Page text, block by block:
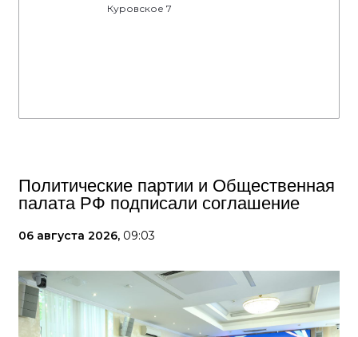
Куровское 7
Политические партии и Общественная
палата РФ подписали соглашение
06 августа 2026, 09:03